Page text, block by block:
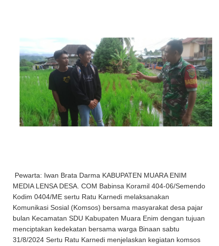
Pewarta: Iwan Brata Darma KABUPATEN MUARA ENIM
MEDIA LENSA DESA. COM Babinsa Koramil 404-06/Semendo
Kodim 0404/ME sertu Ratu Karnedi melaksanakan
Komunikasi Sosial (Komsos) bersama masyarakat desa pajar
bulan Kecamatan SDU Kabupaten Muara Enim dengan tujuan
menciptakan kedekatan bersama warga Binaan sabtu
31/8/2024 Sertu Ratu Karnedi menjelaskan kegiatan komsos